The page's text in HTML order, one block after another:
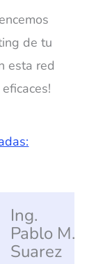
de tu
esta red
Ing.
Pablo M.
Suarez